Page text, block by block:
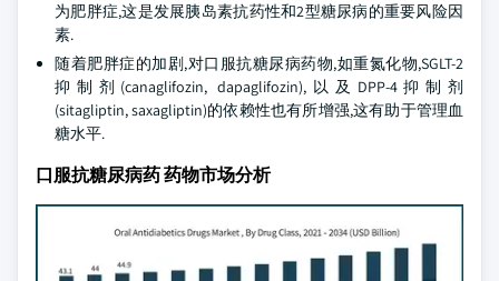
为肥胖症,这是发展胰岛素抗药性和2型糖尿病的重要风险因
素.
随着肥胖症的加剧,对口服抗糖尿病药物,如重氮化物,SGLT-2
抑制剂(canaglifozin, dapaglifozin),以及DPP-4抑制剂
(sitagliptin, saxagliptin)的依赖性也有所增强,这有助于管理血
糖水平.
口服抗糖尿病药 药物市场分析